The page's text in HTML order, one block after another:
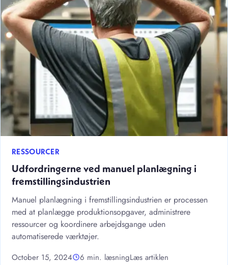
RESSOURCER
Udfordringerne ved manuel planlægning i
fremstillingsindustrien
Manuel planlægning i fremstillingsindustrien er processen
med at planlægge produktionsopgaver, administrere
ressourcer og koordinere arbejdsgange uden
automatiserede værktøjer.
October 15, 2024 6 min. læsningLæs artiklen